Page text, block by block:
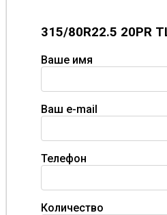
315/80R22.5 20PR
Ваше имя
Ваш e-mail
Телефон
Количество